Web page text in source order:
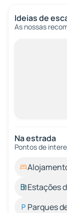
Ideias de
As nossas
Na estrada
Pontos de
Estações
Parques